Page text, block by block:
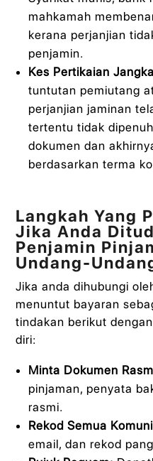
mahkamah
kerana perjanjian
penjamin.
Kes Pertikaian
tuntutan pemiutang
perjanjian jaminan
tertentu tidak
dokumen dan
berdasarkan terma
Langkah Yang
Jika Anda
Penjamin
Undang-
Jika anda dihubungi
menuntut bayaran
tindakan berikut
diri:
Minta Dokumen
pinjaman, penyata
rasmi.
Rekod Semua
email, dan rekod